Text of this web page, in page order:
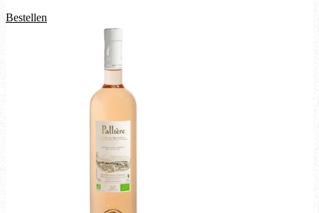
Bestellen